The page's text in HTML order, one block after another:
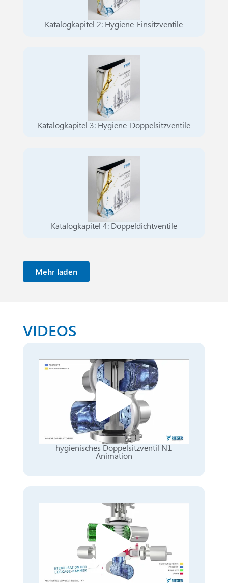
Katalogkapitel 2: Hygiene-Einsitzventile
Katalogkapitel 3: Hygiene-Doppelsitzventile
Katalogkapitel 4: Doppeldichtventile
Mehr laden
VIDEOS
hygienisches Doppelsitzventil N1
Animation